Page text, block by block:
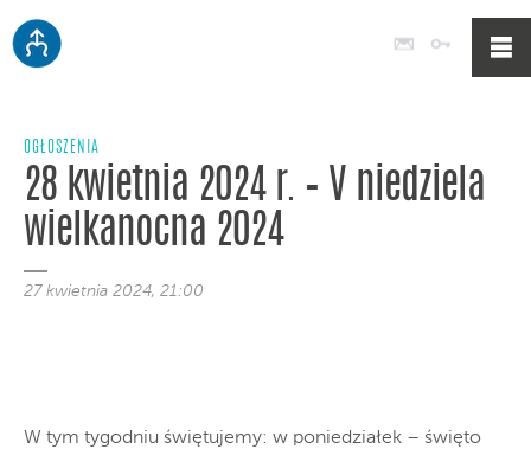
Poczta
OGŁOSZENIA
28 kwietnia 2024 r. – V niedziela
wielkanocna 2024
27 kwietnia 2024, 21:00
W tym tygodniu świętujemy: w poniedziałek – święto